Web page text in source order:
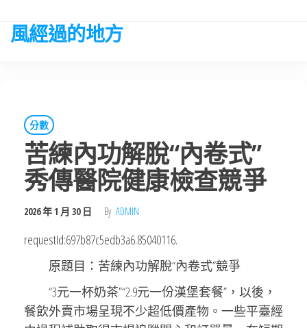
the
風經過的地方
分數
苦練內功解脫“內卷式”
秀傳醫院健康檢查競爭
2026 年 1 月 30 日 By ADMIN
requestId:697b87c5edb3a6.85040116.
原題目：苦練內功解脫“內卷式”競爭
“3元一杯奶茶”“2.9元一份漢堡套餐”，以後，
餐飲外賣市場呈現不少超低價產物。一些平臺經